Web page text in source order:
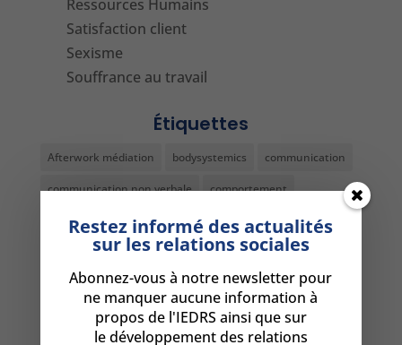
Ressources Humains
Satisfaction client
Sexisme
Souffrance au travail
Étiquettes
Afterwork médiation bodysystemics communication
communication non verbale comportement
conference médiation conflit conférence RH
decoder non-verbal devenir médiateur
dialogue social diplome médiateur DRH formation
formation comportement formation DRH Paris
Restez informé des actualités
sur les relations sociales
Abonnez-vous à notre newsletter pour
ne manquer aucune information à
propos de l'IEDRS ainsi que sur
le développement des relations